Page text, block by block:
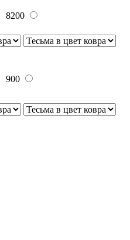
8200
900